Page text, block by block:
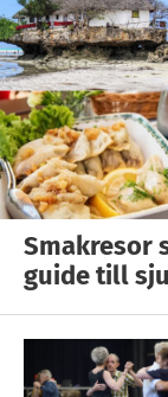
Smakresor
guide till